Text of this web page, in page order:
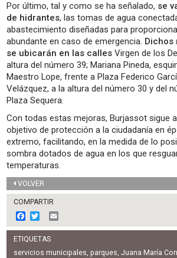
Por último, tal y como se ha señalado, se
de hidrantes, las tomas de agua
abastecimiento diseñadas para
abundante en caso de emergencia. Dichos
se ubicarán en las calles Virgen de los
altura del número 39; Mariana Pineda,
Maestro Lope, frente a Plaza Federico
Velázquez, a la altura del número 30 y del
Plaza Sequera.
Con todas estas mejoras, Burjassot sigue
objetivo de protección a la ciudadanía en
extremo, facilitando, en la medida de lo
sombra dotados de agua en los que
temperaturas.
VOLVER
COMPARTIR
F
a
c
e
b
w
i
t
t
m
l
ETIQUETAS
servicios municipales, parques,Juana María